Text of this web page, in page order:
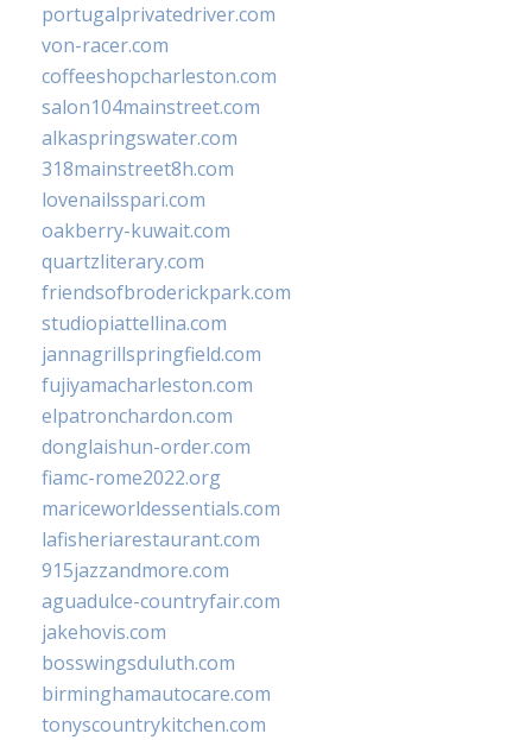
portugalprivatedriver.com
von-racer.com
coffeeshopcharleston.com
salon104mainstreet.com
alkaspringswater.com
318mainstreet8h.com
lovenailsspari.com
oakberry-kuwait.com
quartzliterary.com
friendsofbroderickpark.com
studiopiattellina.com
jannagrillspringfield.com
fujiyamacharleston.com
elpatronchardon.com
donglaishun-order.com
fiamc-rome2022.org
mariceworldessentials.com
lafisheriarestaurant.com
915jazzandmore.com
aguadulce-countryfair.com
jakehovis.com
bosswingsduluth.com
birminghamautocare.com
tonyscountrykitchen.com